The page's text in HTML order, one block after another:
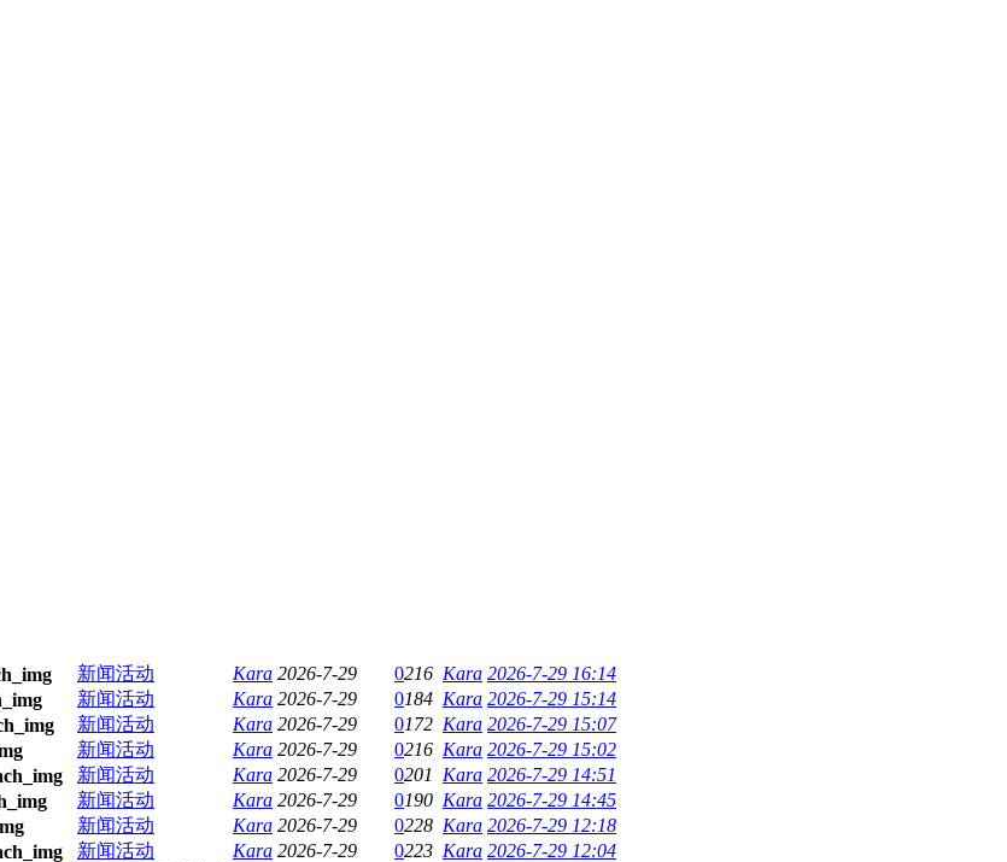
新闻活动 Kara 2026-7-29 0216 Kara 2026-7-29 16:14
新闻活动 Kara 2026-7-29 0184 Kara 2026-7-29 15:14
新闻活动 Kara 2026-7-29 0172 Kara 2026-7-29 15:07
新闻活动 Kara 2026-7-29 0216 Kara 2026-7-29 15:02
新闻活动 Kara 2026-7-29 0201 Kara 2026-7-29 14:51
新闻活动 Kara 2026-7-29 0190 Kara 2026-7-29 14:45
新闻活动 Kara 2026-7-29 0228 Kara 2026-7-29 12:18
新闻活动 Kara 2026-7-29 0223 Kara 2026-7-29 12:04